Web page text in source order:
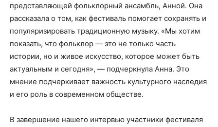
представляющей фольклорный ансамбль, Анной. Она
рассказала о том, как фестиваль помогает сохранять и
популяризировать традиционную музыку. «Мы хотим
показать, что фольклор — это не только часть
истории, но и живое искусство, которое может быть
актуальным и сегодня», — подчеркнула Анна. Это
мнение подчеркивает важность культурного наследия
и его роль в современном обществе.
В завершение нашего интервью участники фестиваля